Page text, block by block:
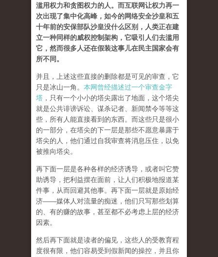
滥用权力和贪图权力的人。而互联网让权力再一
次出现了集中化高峰，如今的网络安全沙皇和五
十年前的安保部队沙皇没什么区别，人类正在建
立一种同样的威权控制架构，它吸引人们去滥用
它，然而很多人还在假装这事儿在民主国家会有
所不同。
并且，上述这些直接的删除都是可见的审查，它
只是冰山一角。 本网曾经描述过一个审查金字
塔 ，只有一个小小的塔尖露出了地面，这个塔尖
就是公共诽谤诉讼、谋杀记者、新闻禁令等等这
些，所有人能直接看到的东西。而这些只是很小
的一部分，在塔尖的下一层是那些不愿意暴露于
塔尖的人，他们通过自我审查将消息压住，以免
被推向塔尖。
再下面一层是各种各样的经济诱导，或者叫它赞
助诱导，把利益摆在面前，让人们积极地报道某
件事，从而回避其他事。再下面一层就是原始经
济——媒体人对流量的痴迷，他们只写那些划算
的、有的赚的故事，甚至都不必考虑上层的经济
因素。
然后再下面就是读者的偏见，这些人的受教育程
度很有限，他们容易受到假新闻的操控，并且你